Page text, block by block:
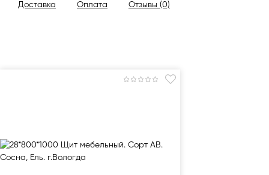
Доставка Оплата Отзывы (0)